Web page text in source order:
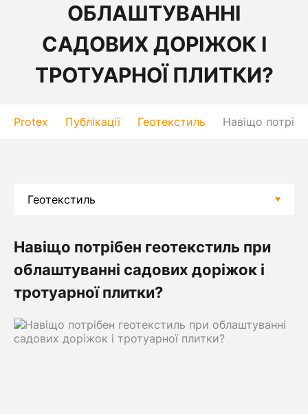
ОБЛАШТУВАННІ
САДОВИХ ДОРІЖОК І
ТРОТУАРНОЇ ПЛИТКИ?
Protex Публікації Геотекстиль Навіщо
Навіщо потрібен геотекстиль при
облаштуванні садових доріжок і
тротуарної плитки?